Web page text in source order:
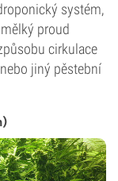
systém,
proud
cirkulace
jiný pěstební